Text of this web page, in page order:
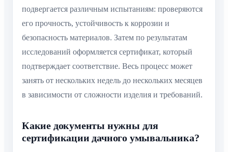
подвергается различным испытаниям: проверяются
его прочность, устойчивость к коррозии и
безопасность материалов. Затем по результатам
исследований оформляется сертификат, который
подтверждает соответствие. Весь процесс может
занять от нескольких недель до нескольких месяцев
в зависимости от сложности изделия и требований.
Какие документы нужны для
сертификации дачного умывальника?